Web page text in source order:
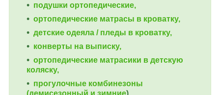
подушки ортопедические,
ортопедические матрасы в кроватку,
детские одеяла / пледы в кроватку,
конверты на выписку,
ортопедические матрасики в детскую
коляску,
прогулочные комбинезоны
(демисезонный и зимние),